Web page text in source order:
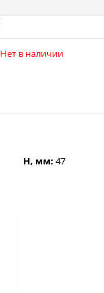
Нет в наличии
H, мм:47